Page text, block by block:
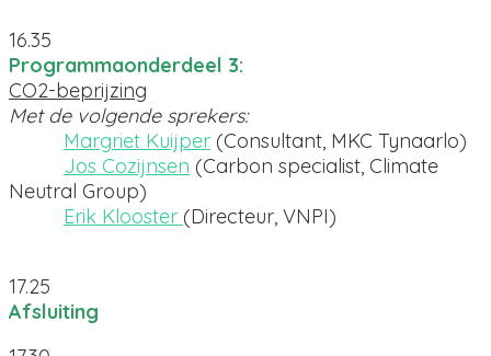
16.35
Programmaonderdeel 3:
CO2-beprijzing
Met de volgende sprekers:
Margriet Kuijper (Consultant, MKC Tynaarlo)
Jos Cozijnsen (Carbon specialist, Climate
Neutral Group)
Erik Klooster (Directeur, VNPI)
17.25
Afsluiting